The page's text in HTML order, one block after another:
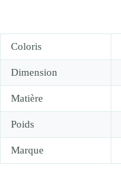
Coloris
Dimension
Matière
Poids
Marque